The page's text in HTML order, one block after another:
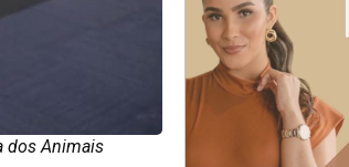
dos Animais